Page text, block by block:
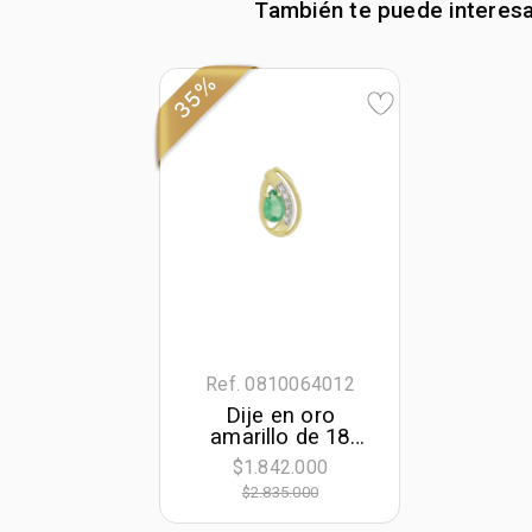
También te puede
35%
Ref. 0810064012
Dije en oro
amarillo de 18
Kilates, Lágrima,
con esmeralda
central de 0.30 Ct y
decoración en
$1.842.000
$2.835.000